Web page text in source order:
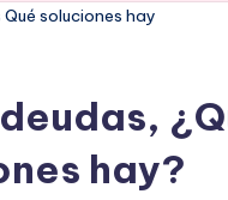
hay?